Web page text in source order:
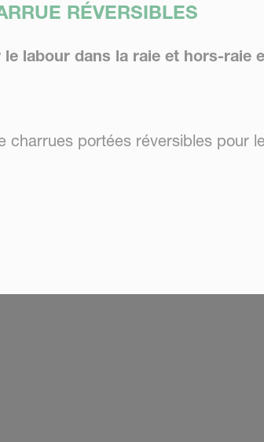
RÉVERSIBLES
labour dans la raie et hors-raie
charrues portées réversibles pour